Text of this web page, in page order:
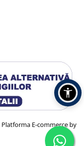
Platforma E-commerce by